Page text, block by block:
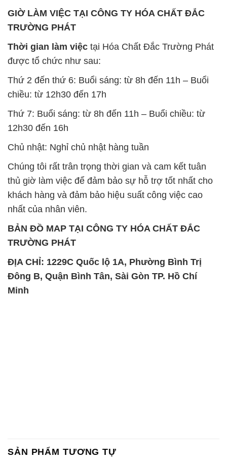
GIỜ LÀM VIỆC TẠI CÔNG TY HÓA CHẤT ĐẮC
TRƯỜNG PHÁT
Thời gian làm việc tại Hóa Chất Đắc Trường Phát
được tổ chức như sau:
Thứ 2 đến thứ 6: Buổi sáng: từ 8h đến 11h – Buổi
chiều: từ 12h30 đến 17h
Thứ 7: Buổi sáng: từ 8h đến 11h – Buổi chiều: từ
12h30 đến 16h
Chủ nhật: Nghỉ chủ nhật hàng tuần
Chúng tôi rất trân trọng thời gian và cam kết tuân
thủ giờ làm việc để đảm bảo sự hỗ trợ tốt nhất cho
khách hàng và đảm bảo hiệu suất công việc cao
nhất của nhân viên.
BẢN ĐỒ MAP TẠI CÔNG TY HÓA CHẤT ĐẮC
TRƯỜNG PHÁT
ĐỊA CHỈ: 1229C Quốc lộ 1A, Phường Bình Trị
Đông B, Quận Bình Tân, Sài Gòn TP. Hồ Chí
Minh
SẢN PHẨM TƯƠNG TỰ